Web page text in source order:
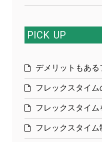
PICK UP
デメリットもあ
フレックスタイム
フレックスタイ
フレックスタイ